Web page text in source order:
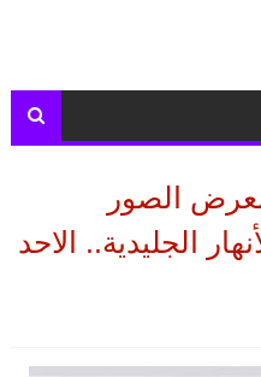
الصور
الجليدية.. الاحد